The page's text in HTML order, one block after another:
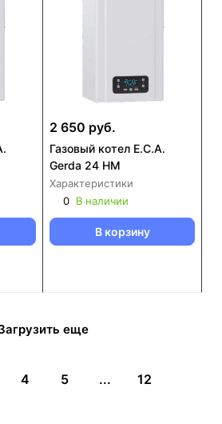
2 650 руб.
Газовый котел E.C.A.
Gerda 24 HM
Характеристики
0 В наличии
В корзину
еще
4 5 ... 12